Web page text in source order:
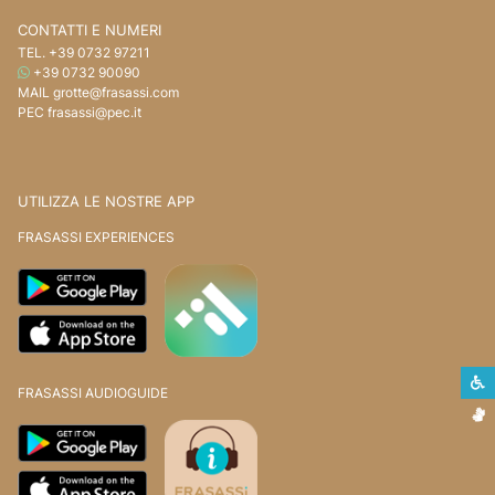
CONTATTI E NUMERI
TEL. +39 0732 97211
WHATSAPP
+39 0732 90090
MAIL grotte@frasassi.com
PEC frasassi@pec.it
UTILIZZA LE NOSTRE APP
FRASASSI EXPERIENCES
FRASASSI AUDIOGUIDE